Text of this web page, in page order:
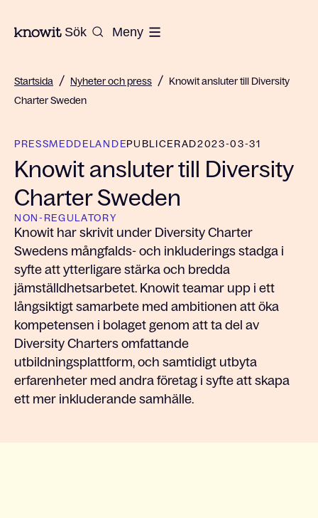
Till startsidan på Knowit
Sök Meny
Startsida / Nyheter och press / Knowit ansluter till Diversity
Charter Sweden
PRESSMEDDELANDEPUBLICERAD2023-03-31
Knowit ansluter till Diversity
Charter Sweden
NON-REGULATORY
Knowit har skrivit under Diversity Charter
Swedens mångfalds- och inkluderings stadga i
syfte att ytterligare stärka och bredda
jämställdhetsarbetet. Knowit teamar upp i ett
långsiktigt samarbete med ambitionen att öka
kompetensen i bolaget genom att ta del av
Diversity Charters omfattande
utbildningsplattform, och samtidigt utbyta
erfarenheter med andra företag i syfte att skapa
ett mer inkluderande samhälle.